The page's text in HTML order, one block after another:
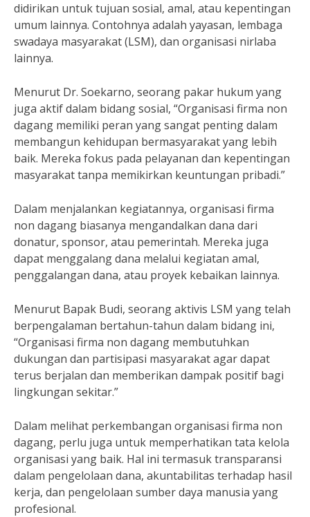
didirikan untuk tujuan sosial, amal, atau kepentingan
umum lainnya. Contohnya adalah yayasan, lembaga
swadaya masyarakat (LSM), dan organisasi nirlaba
lainnya.
Menurut Dr. Soekarno, seorang pakar hukum yang
juga aktif dalam bidang sosial, “Organisasi firma non
dagang memiliki peran yang sangat penting dalam
membangun kehidupan bermasyarakat yang lebih
baik. Mereka fokus pada pelayanan dan kepentingan
masyarakat tanpa memikirkan keuntungan pribadi.”
Dalam menjalankan kegiatannya, organisasi firma
non dagang biasanya mengandalkan dana dari
donatur, sponsor, atau pemerintah. Mereka juga
dapat menggalang dana melalui kegiatan amal,
penggalangan dana, atau proyek kebaikan lainnya.
Menurut Bapak Budi, seorang aktivis LSM yang telah
berpengalaman bertahun-tahun dalam bidang ini,
“Organisasi firma non dagang membutuhkan
dukungan dan partisipasi masyarakat agar dapat
terus berjalan dan memberikan dampak positif bagi
lingkungan sekitar.”
Dalam melihat perkembangan organisasi firma non
dagang, perlu juga untuk memperhatikan tata kelola
organisasi yang baik. Hal ini termasuk transparansi
dalam pengelolaan dana, akuntabilitas terhadap hasil
kerja, dan pengelolaan sumber daya manusia yang
profesional.